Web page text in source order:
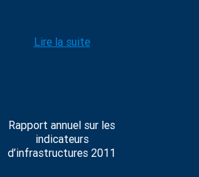
Lire la suite
Rapport annuel sur les
indicateurs
d’infrastructures 2011